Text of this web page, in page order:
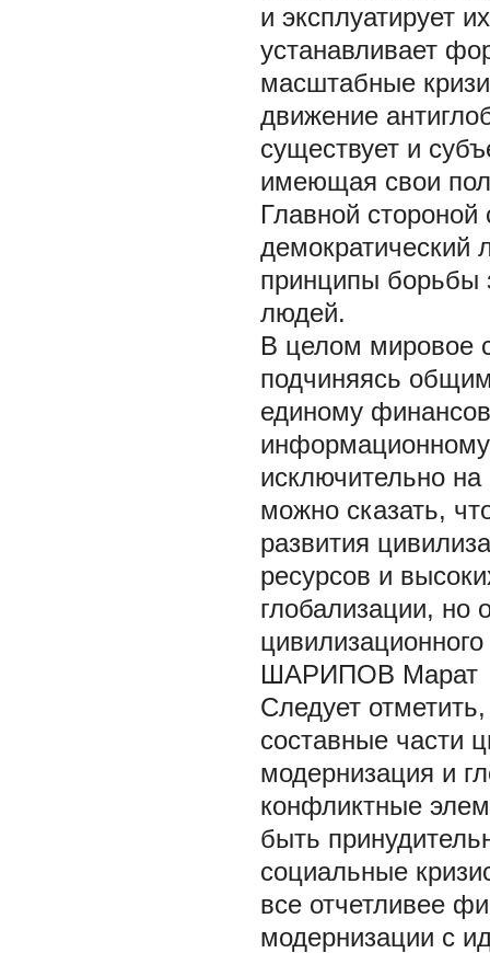
и эксплуатирует
устанавливает
масштабные
движение
существует и
имеющая свои
Главной
демократический
принципы борьбы
людей.
В целом мировое
подчиняясь
единому
исключительно
можно сказать,
развития
ресурсов и
глобализации, но
ШАРИПОВ Марат
Следует
составные части
модернизация и
конфликтные
быть
социальные
все отчетливее
модернизации с